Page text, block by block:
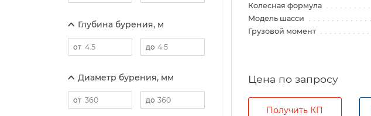
Глубина бурения, м
Диаметр бурения, мм
Колесная формула
Модель шасси
Грузовой момент
Цена по запросу
Получить КП